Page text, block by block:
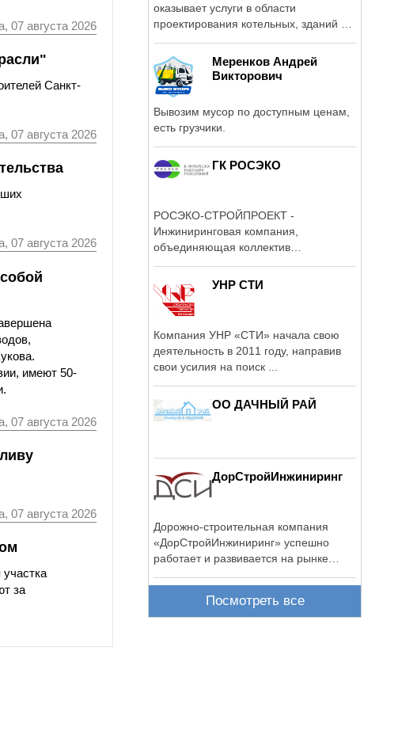
07 августа 2026
Санкт-
07 августа 2026
07 августа 2026
имеют 50-
07 августа 2026
07 августа 2026
за
оказывает услуги в области
проектирования котельных, зданий и
Меренков Андрей
Викторович
Вывозим мусор по доступным ценам,
есть грузчики.
ГК РОСЭКО
РОСЭКО-СТРОЙПРОЕКТ -
Инжиниринговая компания,
объединяющая коллектив
УНР СТИ
Компания УНР «СТИ» начала свою
деятельность в 2011 году, направив
свои усилия на поиск ...
ОО ДАЧНЫЙ РАЙ
ДорСтройИнжиниринг
Дорожно-строительная компания
«ДорCтройИнжиниринг» успешно
работает и развивается на рынке
Посмотреть все